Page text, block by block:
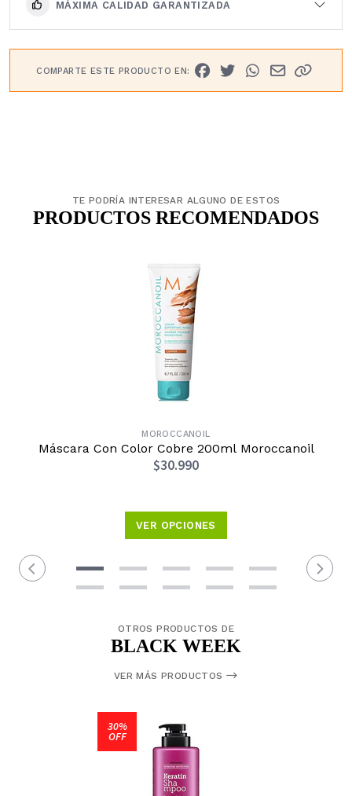
MÁXIMA CALIDAD GARANTIZADA
COMPARTE ESTE PRODUCTO EN:
TE PODRÍA INTERESAR ALGUNO DE ESTOS
PRODUCTOS RECOMENDADOS
MOROCCANOIL
Máscara Con Color Cobre 200ml Moroccanoil
$30.990
VER OPCIONES
OTROS PRODUCTOS DE
BLACK WEEK
VER MÁS PRODUCTOS
30%
OFF